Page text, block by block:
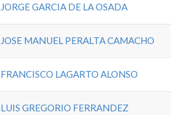
JORGE GARCIA DE LA OSADA
JOSE MANUEL PERALTA CAMACHO
FRANCISCO LAGARTO ALONSO
LUIS GREGORIO FERRANDEZ